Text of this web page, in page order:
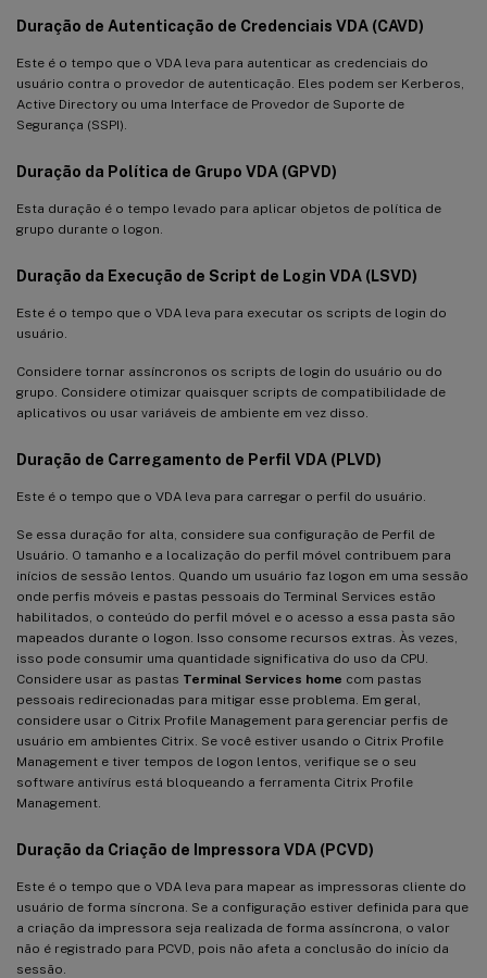
Duração de Autenticação de Credenciais VDA (CAVD)
Este é o tempo que o VDA leva para autenticar as credenciais do
usuário contra o provedor de autenticação. Eles podem ser Kerberos,
Active Directory ou uma Interface de Provedor de Suporte de
Segurança (SSPI).
Duração da Política de Grupo VDA (GPVD)
Esta duração é o tempo levado para aplicar objetos de política de
grupo durante o logon.
Duração da Execução de Script de Login VDA (LSVD)
Este é o tempo que o VDA leva para executar os scripts de login do
usuário.
Considere tornar assíncronos os scripts de login do usuário ou do
grupo. Considere otimizar quaisquer scripts de compatibilidade de
aplicativos ou usar variáveis de ambiente em vez disso.
Duração de Carregamento de Perfil VDA (PLVD)
Este é o tempo que o VDA leva para carregar o perfil do usuário.
Se essa duração for alta, considere sua configuração de Perfil de
Usuário. O tamanho e a localização do perfil móvel contribuem para
inícios de sessão lentos. Quando um usuário faz logon em uma sessão
onde perfis móveis e pastas pessoais do Terminal Services estão
habilitados, o conteúdo do perfil móvel e o acesso a essa pasta são
mapeados durante o logon. Isso consome recursos extras. Às vezes,
isso pode consumir uma quantidade significativa do uso da CPU.
Considere usar as pastas Terminal Services home com pastas
pessoais redirecionadas para mitigar esse problema. Em geral,
considere usar o Citrix Profile Management para gerenciar perfis de
usuário em ambientes Citrix. Se você estiver usando o Citrix Profile
Management e tiver tempos de logon lentos, verifique se o seu
software antivírus está bloqueando a ferramenta Citrix Profile
Management.
Duração da Criação de Impressora VDA (PCVD)
Este é o tempo que o VDA leva para mapear as impressoras cliente do
usuário de forma síncrona. Se a configuração estiver definida para que
a criação da impressora seja realizada de forma assíncrona, o valor
não é registrado para PCVD, pois não afeta a conclusão do início da
sessão.